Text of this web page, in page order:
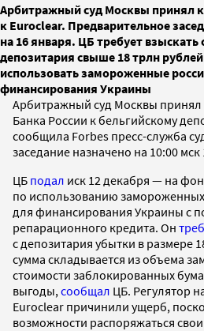
Арбитражный суд Москвы принял
к Euroclear. Предварительное
на 16 января. ЦБ требует взыскать
депозитария свыше 18 трлн
использовать замороженные
финансирования Украины
Арбитражный суд Москвы принял
Банка России к бельгийскому
сообщила Forbes пресс-служба
заседание назначено на 10:00 мск
ЦБ подал иск 12 декабря — на
по использованию
для финансирования Украины с
репарационного кредита. Он
с депозитария убытки в размере
сумма складывается из объема
стоимости заблокированных
выгоды, сообщал ЦБ. Регулятор
Euroclear причинили ущерб,
возможности распоряжаться